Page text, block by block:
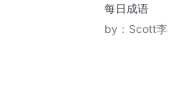
每日成语
by： Scott李